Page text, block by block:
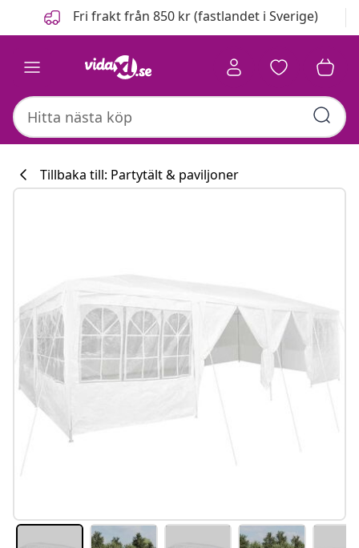
FöregåendeFri frakt från 850 kr (fastlandet i Sverige)
Tillbaka till: Partytält & paviljoner